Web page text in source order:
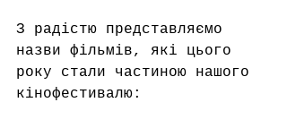
З радістю представляємо
назви фільмів, які цього
року стали частиною нашого
кінофестивалю: